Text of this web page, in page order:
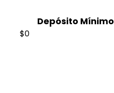
Depósito Mínimo
$0